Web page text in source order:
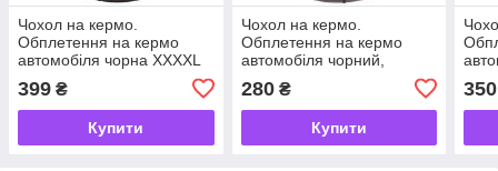
Чохол на кермо.
Обплетення на кермо
автомобіля чорна XXXXL
керма шкірозамінників
399 ₴
Купити
Чохол на кермо.
Обплетення на кермо
автомобіля чорний,
коричнева нитка XXXL (45-
47 см) обплетення керма
шкірозамінника
280₴
Купити
49
350